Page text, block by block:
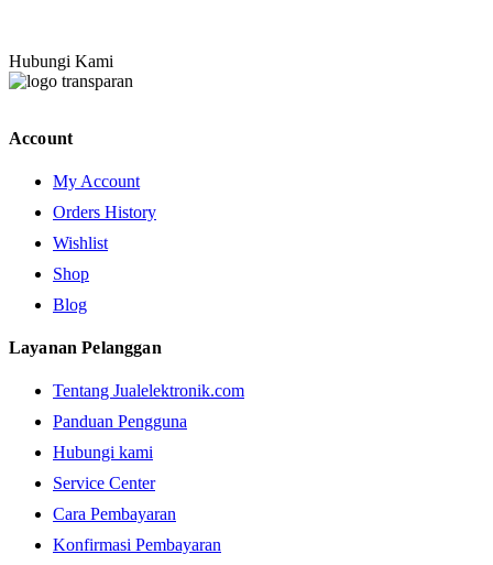
Hubungi Kami
Account
My Account
Orders History
Wishlist
Shop
Blog
Layanan Pelanggan
Tentang Jualelektronik.com
Panduan Pengguna
Hubungi kami
Service Center
Cara Pembayaran
Konfirmasi Pembayaran